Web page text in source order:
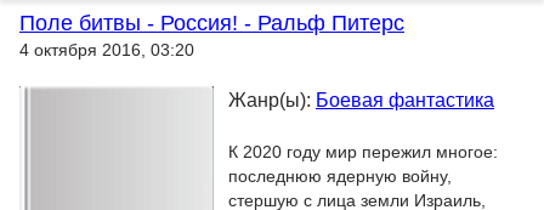
Поле битвы - Россия! - Ральф Питерс
4 октября 2016, 03:20
Жанр(ы): Боевая фантастика
К 2020 году мир пережил многое:
последнюю ядерную войну,
стершую с лица земли Израиль,